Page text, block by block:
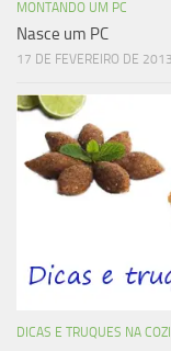
MONTANDO UM PC
Nasce um PC
17 DE FEVEREIRO DE 2013
DICAS E TRUQUES NA